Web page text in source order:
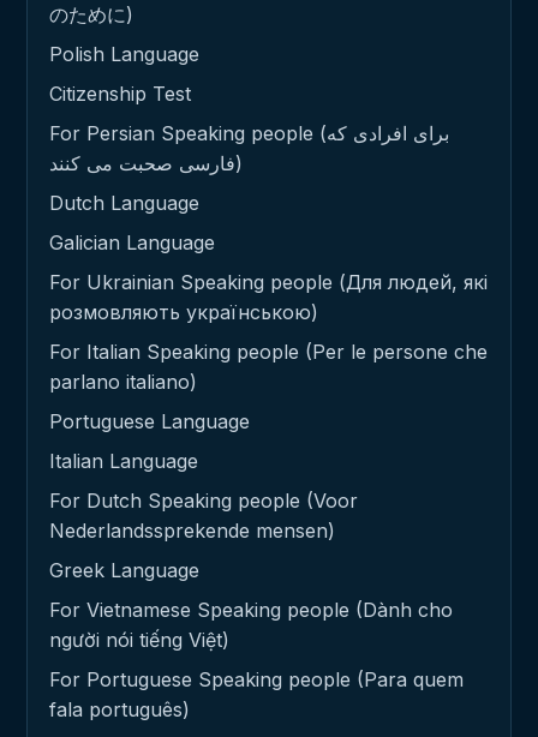
のために)
Polish Language
Citizenship Test
For Persian Speaking people (برای افرادی که
فارسی صحبت می کنند)
Dutch Language
Galician Language
For Ukrainian Speaking people (Для людей, які
розмовляють українською)
For Italian Speaking people (Per le persone che
parlano italiano)
Portuguese Language
Italian Language
For Dutch Speaking people (Voor
Nederlandssprekende mensen)
Greek Language
For Vietnamese Speaking people (Dành cho
người nói tiếng Việt)
For Portuguese Speaking people (Para quem
fala português)